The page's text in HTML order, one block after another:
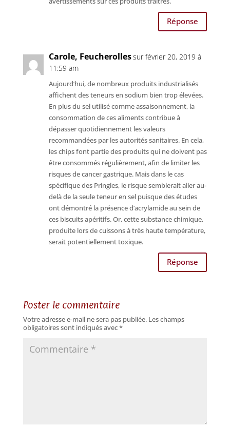
Réponse
Carole, Feucherollessur février 20, 2019 à
11:59 am
Aujourd’hui, de nombreux produits industrialisés
affichent des teneurs en sodium bien trop élevées.
En plus du sel utilisé comme assaisonnement, la
consommation de ces aliments contribue à
dépasser quotidiennement les valeurs
recommandées par les autorités sanitaires. En cela,
les chips font partie des produits qui ne doivent pas
être consommés régulièrement, afin de limiter les
risques de cancer gastrique. Mais dans le cas
spécifique des Pringles, le risque semblerait aller au-
delà de la seule teneur en sel puisque des études
ont démontré la présence d’acrylamide au sein de
ces biscuits apéritifs. Or, cette substance chimique,
produite lors de cuissons à très haute température,
serait potentiellement toxique.
Réponse
Poster le commentaire
Votre adresse e-mail ne sera pas publiée. Les champs
obligatoires sont indiqués avec*